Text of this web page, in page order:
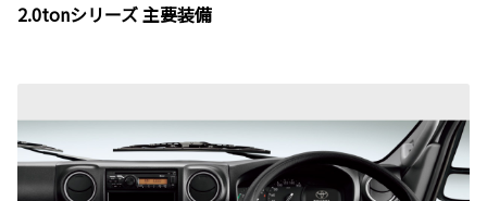
2.0tonシリーズ 主要装備